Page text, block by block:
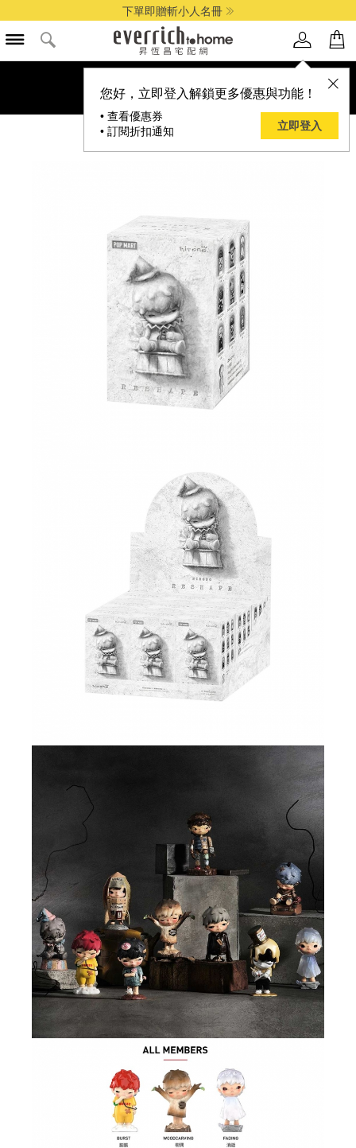
下單即贈斬小人名冊
您好，立即登入解鎖更多優惠與功能！
• 查看優惠券
• 訂閱折扣通知
立即登入